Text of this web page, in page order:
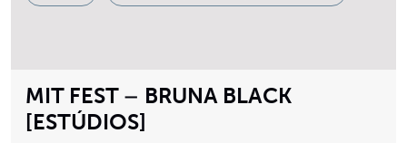
MIT FEST – BRUNA BLACK
[ESTÚDIOS]